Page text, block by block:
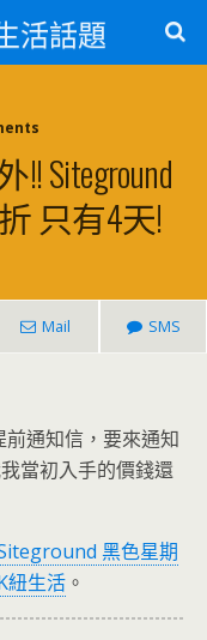
活話題
Siteground
只有4天!
Mail SMS
通知信，要來通知
當初入手的價錢還
黑色星期
紐生活 。